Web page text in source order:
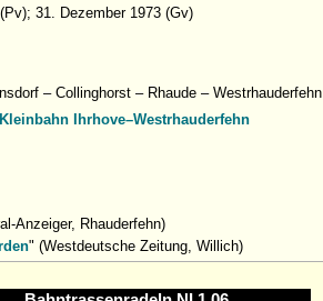
31. Dezember 1973 (Gv)
– Collinghorst – Rhaude – Westrhauderfehn
Ihrhove–Westrhauderfehn
Anzeiger, Rhauderfehn)
" (Westdeutsche Zeitung, Willich)